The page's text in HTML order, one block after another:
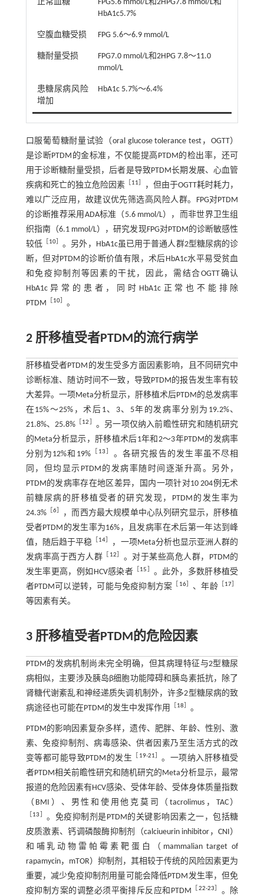
正常血糖
FPG5.6 mmol/L和2HPG7.8 mmol/L和
HbA1c5.7%
空腹血糖受损 FPG 5.6～6.9 mmol/L
糖耐量受损
FPG7.0 mmol/L和2HPG 7.8～11.0
mmol/L
患糖尿病风险
增加
HbA1c 5.7%～6.4%
口服葡萄糖耐量试验（oral glucose tolerance test，OGTT）
是诊断PTDM的金标准，不仅能提高PTDM的检出率，还可
用于诊断糖耐量受损，后者是导致PTDM长期发展、心血管
疾病和死亡的独立危险因素
11
，但由于OGTT耗时耗力，
难以广泛应用，故建议优先筛选高风险人群。FPG对PTDM
的诊断推荐采用ADA标准（5.6 mmol/L），而非世界卫生组
织指南（6.1 mmol/L），研究发现FPG对PTDM的诊断敏感性
较低［ 10］ 。另外，HbA1c虽已用于普通人群2型糖尿病的诊
断，但对PTDM的诊断价值有限，术后HbA1c水平易受贫血
和免疫抑制剂等因素的干扰，因此，需结合OGTT确认
HbA1c异常的患者，同时HbA1c正常也不能排除
PTDM
10］ 。
2 肝移植受者PTDM的流行病学
肝移植受者PTDM的发生受多方面因素影响，且不同研究中
诊断标准、随访时间不一致，导致PTDM的报告发生率有较
大差异。一项Meta分析显示，肝移植术后PTDM的总发病率
在15%～25%，术后1、3、5年的发病率分别为19.2%、
21.8%、25.8%
12
。另一项仅纳入前瞻性研究和随机研究
的Meta分析显示，肝移植术后1年和2～3年PTDM的发病率
分别为12%和19%
13
。各研究报告的发生率虽不尽相
同，但均显示PTDM的发病率随时间逐渐升高。另外，
PTDM的发病率存在地区差异，国内一项针对10 204例无术
前糖尿病的肝移植受者的研究发现，PTDM的发生率为
24.3%
6］
，而西方最大规模单中心队列研究显示，肝移植
受者PTDM的发生率为16%，且发病率在术后第一年达到峰
值，随后趋于平稳
14
，一项Meta分析也显示亚洲人群的
发病率高于西方人群
12
。对于某些高危人群，PTDM的
发生率更高，例如HCV感染者
15
。此外，多数肝移植受
者PTDM可以逆转，可能与免疫抑制方案
16］ 、年龄［ 17
等因素有关。
3 肝移植受者PTDM的危险因素
PTDM的发病机制尚未完全明确，但其病理特征与2型糖尿
病相似，主要涉及胰岛β细胞功能障碍和胰岛素抵抗，除了
肾糖代谢紊乱和神经递质失调机制外，许多2型糖尿病的致
病途径也可能在PTDM的发生中发挥作用
18 。
PTDM的影响因素复杂多样，遗传、肥胖、年龄、性别、激
素、免疫抑制剂、病毒感染、供者因素乃至生活方式的改
变等都可能导致PTDM的发生
19-21
。一项纳入肝移植受
者PTDM相关前瞻性研究和随机研究的Meta分析显示，最常
报道的危险因素有HCV感染、受体年龄、受体身体质量指数
（BMI）、男性和使用他克莫司（tacrolimus，TAC）
13
。免疫抑制剂是PTDM的关键影响因素之一，包括糖
皮质激素、钙调磷酸酶抑制剂（calciueurin inhibitor，CNI）
和哺乳动物雷帕霉素靶蛋白（mammalian target of
rapamycin，mTOR）抑制剂，其相较于传统的风险因素更为
重要，减少免疫抑制剂用量可能会降低PTDM发生率，但免
疫抑制方案的调整必须平衡排斥反应和PTDM
22-23
。除